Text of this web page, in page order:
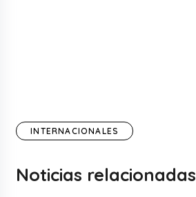
INTERNACIONALES
Noticias relacionadas